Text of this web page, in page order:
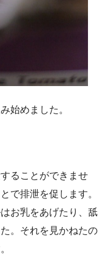
始めました。
ることができませ
で排泄を促します。
お乳をあげたり、舐
。それを見かねたの